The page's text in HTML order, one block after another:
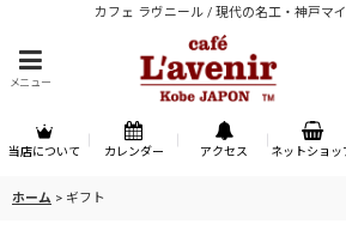
カフェ ラヴニール / 現代の名工・神戸マ
メニュー
当店について カレンダー アクセス ネットショッ
ホーム > ギフト